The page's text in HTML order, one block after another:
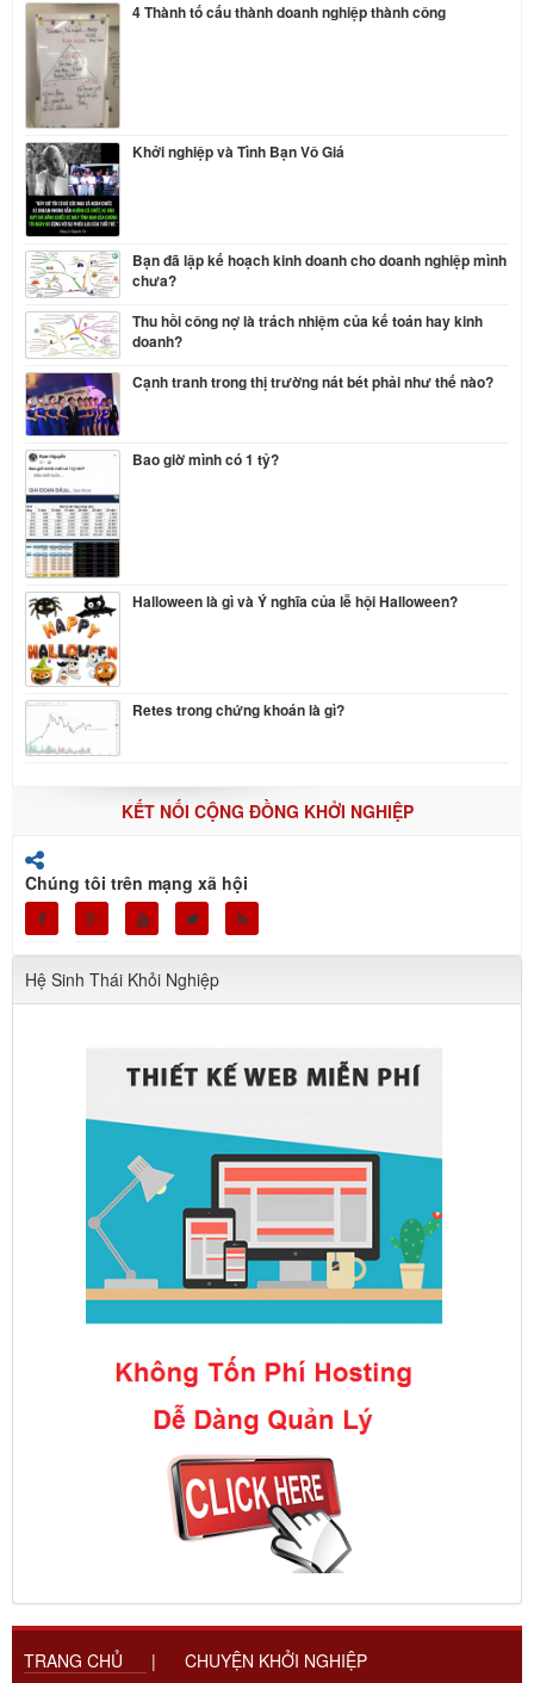
4 Thành tố cấu thành doanh nghiệp thành công
Khởi nghiệp và Tình Bạn Vô Giá
Bạn đã lập kế hoạch kinh doanh cho doanh nghiệp mình
chưa?
Thu hồi công nợ là trách nhiệm của kế toán hay kinh
doanh?
Cạnh tranh trong thị trường nát bét phải như thế nào?
Bao giờ mình có 1 tỷ?
Halloween là gì và Ý nghĩa của lễ hội Halloween?
Retes trong chứng khoán là gì?
KẾT NỐI CỘNG ĐỒNG KHỞI NGHIỆP
Chúng tôi trên mạng xã hội
Hệ Sinh Thái Khỏi Nghiệp
TRANG CHỦ | CHUYỆN KHỞI NGHIỆP